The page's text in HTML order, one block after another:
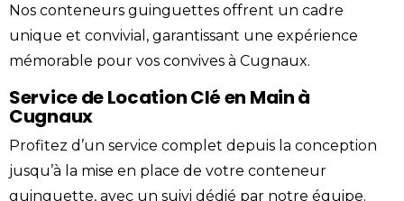
Nos conteneurs guinguettes offrent un cadre
unique et convivial, garantissant une expérience
mémorable pour vos convives à Cugnaux.
Service de Location Clé en Main à
Cugnaux
Profitez d’un service complet depuis la conception
jusqu’à la mise en place de votre conteneur
guinguette, avec un suivi dédié par notre équipe.